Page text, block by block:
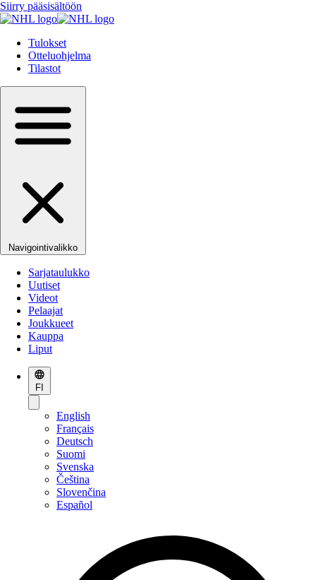
Siirry pääsisältöön
Tulokset
Otteluohjelma
Tilastot
Navigointivalikko
Sarjataulukko
Uutiset
Videot
Pelaajat
Joukkueet
Kauppa
Liput
FI
English
Français
Deutsch
Suomi
Svenska
Čeština
Slovenčina
Español